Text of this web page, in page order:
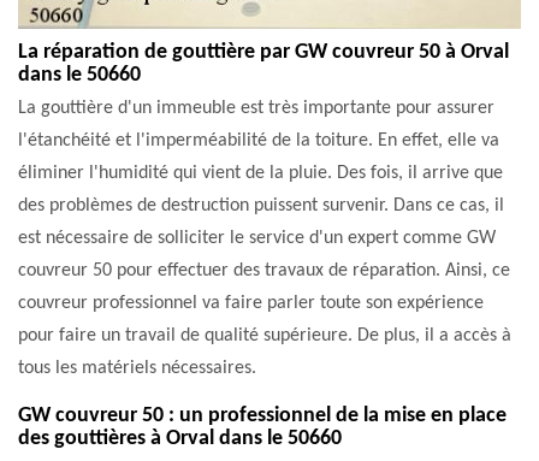
La réparation de gouttière par GW couvreur 50 à Orval
dans le 50660
La gouttière d'un immeuble est très importante pour assurer
l'étanchéité et l'imperméabilité de la toiture. En effet, elle va
éliminer l'humidité qui vient de la pluie. Des fois, il arrive que
des problèmes de destruction puissent survenir. Dans ce cas, il
est nécessaire de solliciter le service d'un expert comme GW
couvreur 50 pour effectuer des travaux de réparation. Ainsi, ce
couvreur professionnel va faire parler toute son expérience
pour faire un travail de qualité supérieure. De plus, il a accès à
tous les matériels nécessaires.
GW couvreur 50 : un professionnel de la mise en place
des gouttières à Orval dans le 50660